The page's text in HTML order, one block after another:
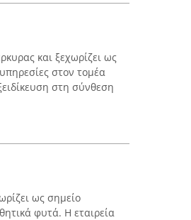
και ξεχωρίζει ως
στον τομέα
στη σύνθεση
ως σημείο
φυτά. Η εταιρεία